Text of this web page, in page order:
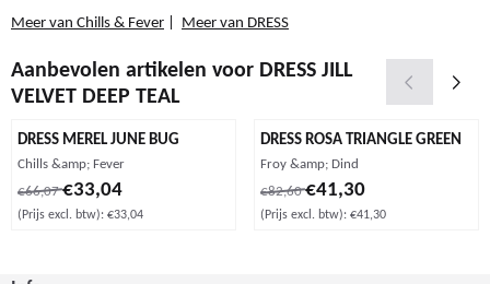
Meer van Chills & Fever | Meer van DRESS
Aanbevolen artikelen voor DRESS JILL
VELVET DEEP TEAL
DRESS MEREL JUNE BUG
Merk:
Chills &amp; Fever
Van 66,07 voor 33,04, exclusief btw: 33,04
€66,07€33,04
(Prijs excl. btw): €33,04
DRESS ROSA TRIANGLE GREEN
Merk:
Froy &amp; Dind
Van 82,60 voor 41,30, exclusief
€82,60€41,30
(Prijs excl. btw): €41,30